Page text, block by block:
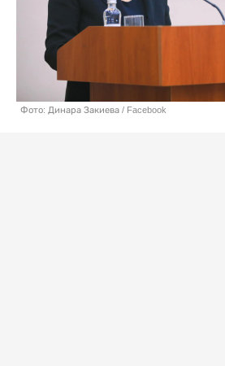
Фото: Динара Закиева / Facebook